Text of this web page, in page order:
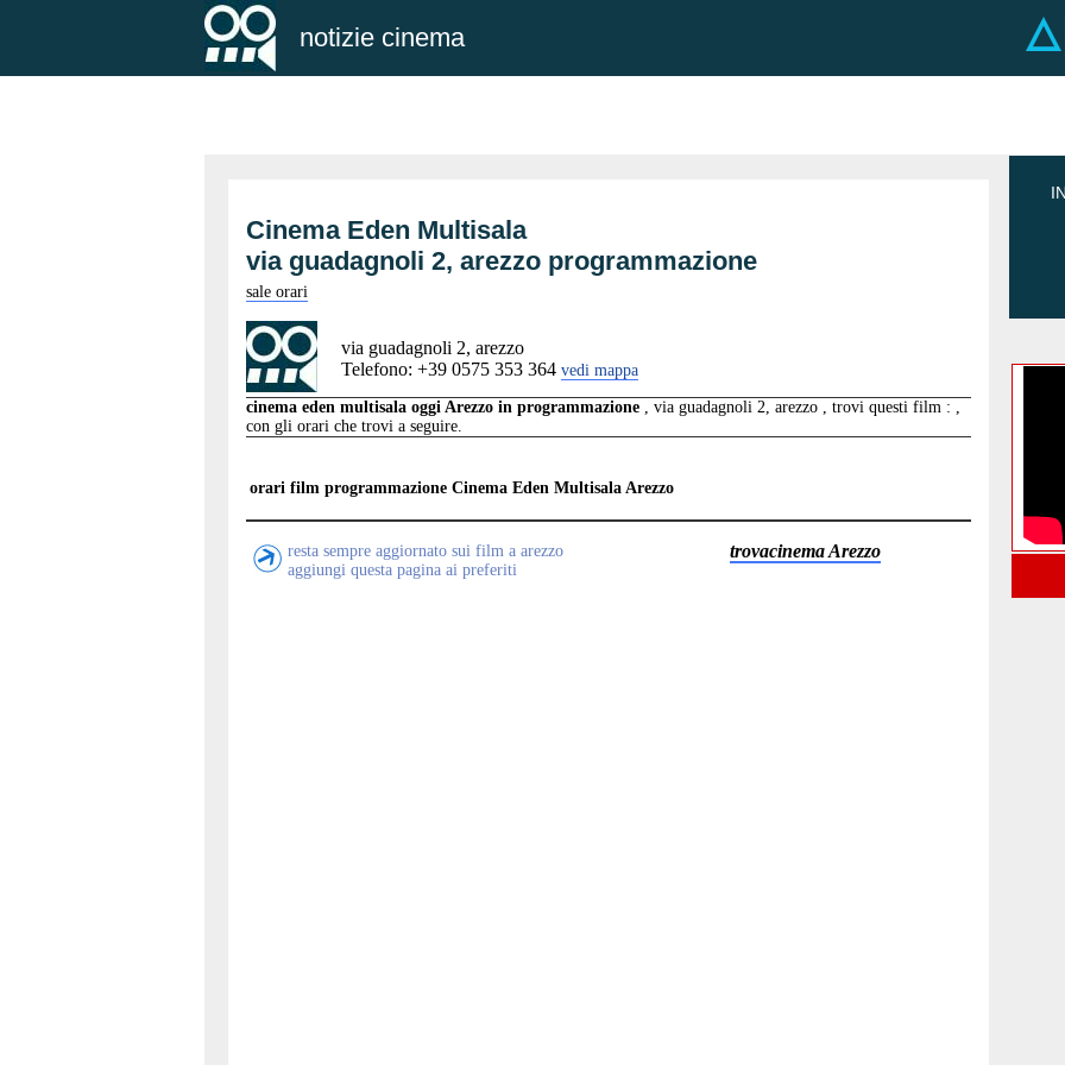
notizie cinema
Cinema Eden Multisala
via guadagnoli 2, arezzo programmazione
sale orari
via guadagnoli 2, arezzo
Telefono: +39 0575 353 364 vedi mappa
cinema eden multisala oggi Arezzo in programmazione , via guadagnoli 2, arezzo , trovi questi film : ,
con gli orari che trovi a seguire.
orari film programmazione Cinema Eden Multisala Arezzo
resta sempre aggiornato sui film a arezzo
aggiungi questa pagina ai preferiti
trovacinema Arezzo